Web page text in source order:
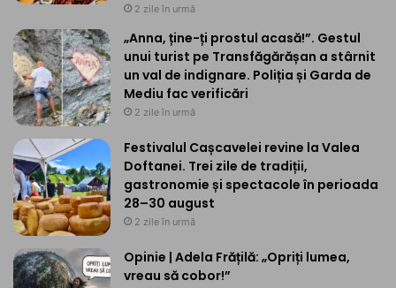
2 zile în urmă
„Anna, ține-ți prostul acasă!”. Gestul
unui turist pe Transfăgărășan a stârnit
un val de indignare. Poliția și Garda de
Mediu fac verificări
2 zile în urmă
Festivalul Cașcavelei revine la Valea
Doftanei. Trei zile de tradiții,
gastronomie și spectacole în perioada
28–30 august
2 zile în urmă
Opinie | Adela Frățilă: „Opriți lumea,
vreau să cobor!”